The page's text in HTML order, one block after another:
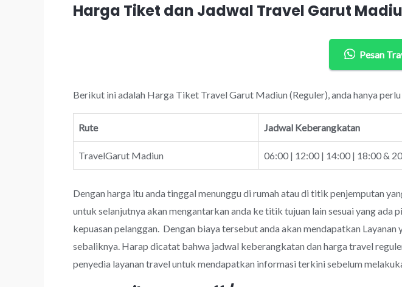
Harga Tiket dan Jadwal Travel Garut
Pesan
Berikut ini adalah Harga Tiket Travel Garut Madiun (Reguler), anda hanya
Rute Jadwal Keberangkatan
TravelGarut Madiun 06:00 | 12:00 | 14:00 | 18:00 &
Dengan harga itu anda tinggal menunggu di rumah atau di titik penjemputan
untuk selanjutnya akan mengantarkan anda ke titik tujuan lain sesuai yang
kepuasan pelanggan. Dengan biaya tersebut anda akan mendapatkan
sebaliknya. Harap dicatat bahwa jadwal keberangkatan dan harga travel
penyedia layanan travel untuk mendapatkan informasi terkini sebelum